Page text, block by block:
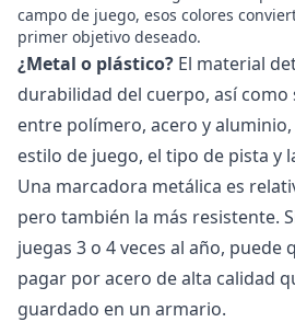
campo de juego, esos colores
primer objetivo deseado.
¿Metal o plástico? El material
durabilidad del cuerpo, así como
entre polímero, acero y
estilo de juego, el tipo de pista y
Una marcadora metálica es
pero también la más resistente.
juegas 3 o 4 veces al año, puede
pagar por acero de alta calidad
guardado en un armario.